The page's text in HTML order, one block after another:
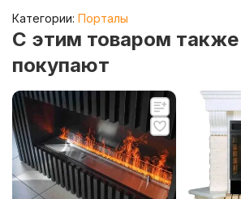
Категории: Порталы
C этим товаром также
покупают